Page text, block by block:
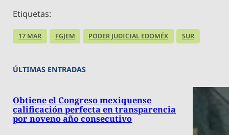
Etiquetas:
17 MAR FGJEM PODER JUDICIAL EDOMÉX SUR
ÚLTIMAS ENTRADAS
Obtiene el Congreso mexiquense
calificación perfecta en transparencia
por noveno año consecutivo